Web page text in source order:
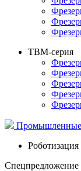
TBM-серия
Промышленные
Спецпредложение